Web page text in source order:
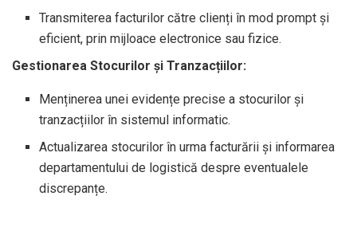
Transmiterea facturilor către clienți în mod prompt și
eficient, prin mijloace electronice sau fizice.
Gestionarea Stocurilor și Tranzacțiilor:
Menținerea unei evidențe precise a stocurilor și
tranzacțiilor în sistemul informatic.
Actualizarea stocurilor în urma facturării și informarea
departamentului de logistică despre eventualele
discrepanțe.